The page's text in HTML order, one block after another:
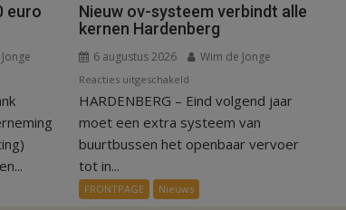
euro
Nieuw ov-systeem verbindt alle
kernen Hardenberg
6 augustus 2026 Wim de Jonge
Reacties uitgeschakeld
Nieuw
ov-
systeem
alle
kernen
HARDENBERG – Eind volgend jaar
moet een extra systeem van
buurtbussen het openbaar vervoer
tot in...
FRONTPAGE Nieuws